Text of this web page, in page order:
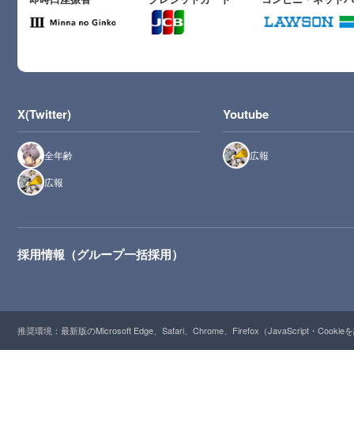
X(Twitter)
全年齢
広報
Youtube
広報
採用情報（グループ一括採用）
推奨環境：最新版のMicrosoft Edge、Safari、Chrome、Firefox（JavaScript・Cookie